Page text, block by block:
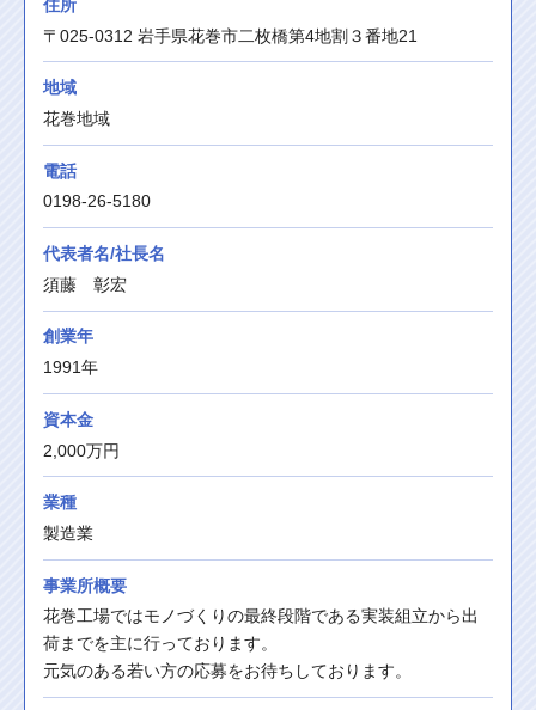
住所
〒025-0312 岩手県花巻市二枚橋第4地割３番地21
地域
花巻地域
電話
0198-26-5180
代表者名/社長名
須藤　彰宏
創業年
1991年
資本金
2,000万円
業種
製造業
事業所概要
花巻工場ではモノづくりの最終段階である実装組立から出
荷までを主に行っております。
元気のある若い方の応募をお待ちしております。